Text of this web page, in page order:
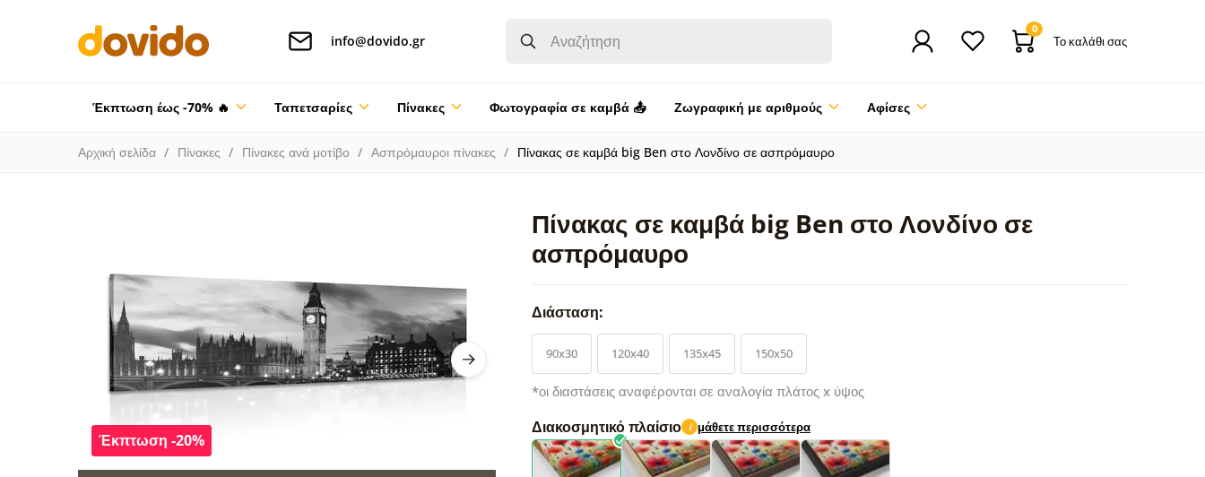
info@dovido.gr
0
Το καλάθι σας
Έκπτωση έως -70% 🔥 Ταπετσαρίες Πίνακες Φωτογραφία σε καμβά 📤 Ζωγραφική με αριθμούς Αφίσες
Αρχική σελίδα Πίνακες Πίνακες ανά μοτίβο Ασπρόμαυροι πίνακες Πίνακας σε καμβά big Ben στο Λονδίνο σε ασπρόμαυρο
Πίνακας σε καμβά big Ben στο Λονδίνο σε
ασπρόμαυρο
Έκπτωση -20%
Διάσταση:
90x30 120x40 135x45 150x50
*οι διαστάσεις αναφέρονται σε αναλογία πλάτος x ύψος
Διακοσμητικό πλαίσιο i μάθετε περισσότερα